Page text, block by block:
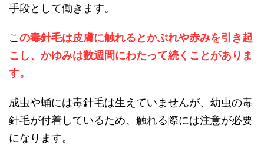
手段として働きます。
こ の毒針毛は皮膚に触れるとかぶれや赤みを引き起
こし、かゆみは数週間にわたって続くことがありま
す。
成虫や蛹には毒針毛は生えていませんが、幼虫の毒
針毛が付着しているため、触れる際には注意が必要
になります。